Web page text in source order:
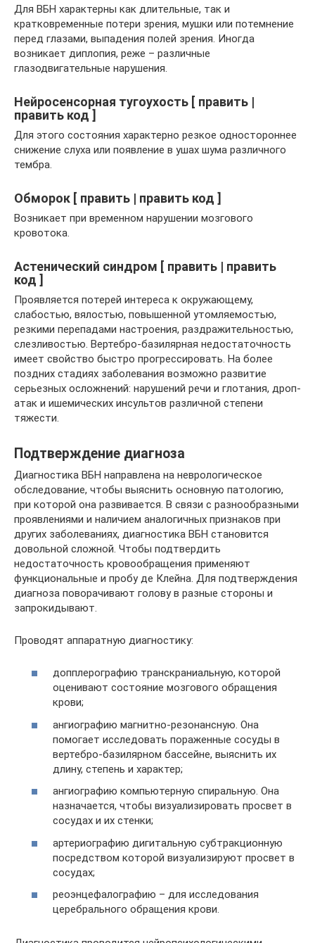
Для ВБН характерны как длительные, так и
кратковременные потери зрения, мушки или потемнение
перед глазами, выпадения полей зрения. Иногда
возникает диплопия, реже – различные
глазодвигательные нарушения.
Нейросенсорная тугоухость [ править |
править код ]
Для этого состояния характерно резкое одностороннее
снижение слуха или появление в ушах шума различного
тембра.
Обморок [ править | править код ]
Возникает при временном нарушении мозгового
кровотока.
Астенический синдром [ править | править
код ]
Проявляется потерей интереса к окружающему,
слабостью, вялостью, повышенной утомляемостью,
резкими перепадами настроения, раздражительностью,
слезливостью. Вертебро-базилярная недостаточность
имеет свойство быстро прогрессировать. На более
поздних стадиях заболевания возможно развитие
серьезных осложнений: нарушений речи и глотания, дроп-
атак и ишемических инсультов различной степени
тяжести.
Подтверждение диагноза
Диагностика ВБН направлена на неврологическое
обследование, чтобы выяснить основную патологию,
при которой она развивается. В связи с разнообразными
проявлениями и наличием аналогичных признаков при
других заболеваниях, диагностика ВБН становится
довольной сложной. Чтобы подтвердить
недостаточность кровообращения применяют
функциональные и пробу де Клейна. Для подтверждения
диагноза поворачивают голову в разные стороны и
запрокидывают.
Проводят аппаратную диагностику:
допплерографию транскраниальную, которой
оценивают состояние мозгового обращения
крови;
ангиографию магнитно-резонансную. Она
помогает исследовать пораженные сосуды в
вертебро-базилярном бассейне, выяснить их
длину, степень и характер;
ангиографию компьютерную спиральную. Она
назначается, чтобы визуализировать просвет в
сосудах и их стенки;
артериографию дигитальную субтракционную
посредством которой визуализируют просвет в
сосудах;
реоэнцефалографию – для исследования
церебрального обращения крови.